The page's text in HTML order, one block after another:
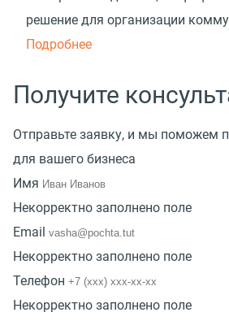
решение для организации
Подробнее
Получите
Отправьте заявку, и мы поможем
для вашего бизнеса
Имя
Некорректно заполнено поле
Email
Некорректно заполнено поле
Телефон
Некорректно заполнено поле